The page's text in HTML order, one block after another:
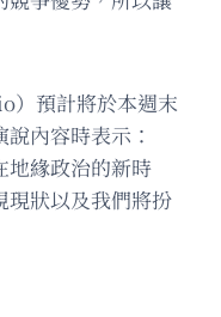
）預計將於本週末
內容時表示：
地緣政治的新時
現狀以及我們將扮